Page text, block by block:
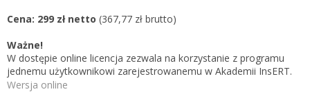
Cena: 299 zł netto (367,77 zł brutto)
Ważne!
W dostępie online licencja zezwala na korzystanie z programu
jednemu użytkownikowi zarejestrowanemu w Akademii InsERT.
Wersja online